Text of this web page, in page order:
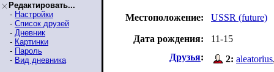
Редактировать...
- Настройки
- Список друзей
- Дневник
- Картинки
- Пароль
- Вид дневника
Местоположение: USSR (future)
Дата рождения:
11-15
Друзья: 2: aleatorius